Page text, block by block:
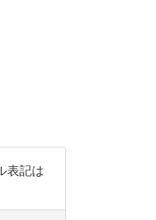
表記は